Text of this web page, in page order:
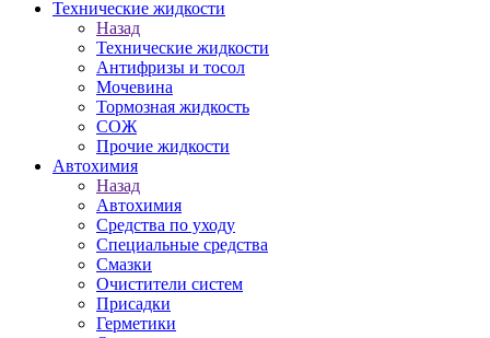
Технические жидкости
Назад
Технические жидкости
Антифризы и тосол
Мочевина
Тормозная жидкость
СОЖ
Прочие жидкости
Автохимия
Назад
Автохимия
Средства по уходу
Специальные средства
Смазки
Очистители систем
Присадки
Герметики